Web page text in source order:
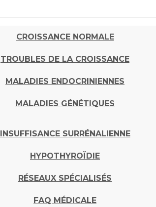
CROISSANCE NORMALE
TROUBLES DE LA CROISSANCE
MALADIES ENDOCRINIENNES
MALADIES GÉNÉTIQUES
INSUFFISANCE SURRÉNALIENNE
HYPOTHYROÏDIE
RÉSEAUX SPÉCIALISÉS
FAQ MÉDICALE